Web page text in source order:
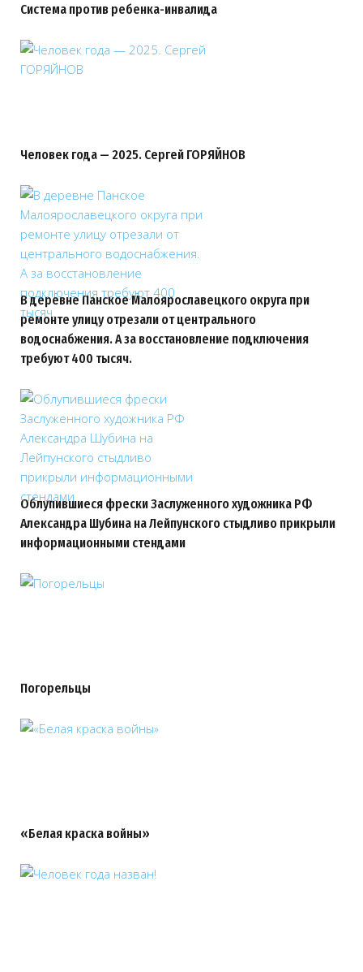
Система против ребенка-инвалида
Человек года — 2025. Сергей ГОРЯЙНОВ
В деревне Панское Малоярославецкого округа при
ремонте улицу отрезали от центрального
водоснабжения. А за восстановление подключения
требуют 400 тысяч.
Облупившиеся фрески Заслуженного художника РФ
Александра Шубина на Лейпунского стыдливо прикрыли
информационными стендами
Погорельцы
«Белая краска войны»